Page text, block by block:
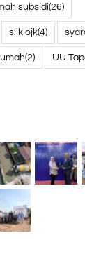
subsidi(26)
slik ojk(4)
(2) UU